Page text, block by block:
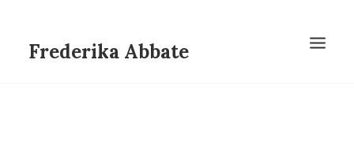
Frederika Abbate